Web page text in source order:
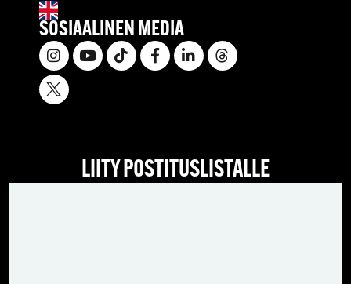
SOSIAALINEN MEDIA
LIITY POSTITUSLISTALLE